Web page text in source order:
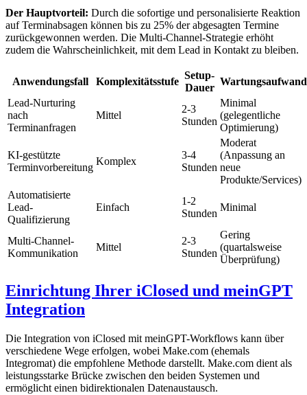
Der Hauptvorteil: Durch die sofortige und personalisierte Reaktion
auf Terminabsagen können bis zu 25% der abgesagten Termine
zurückgewonnen werden. Die Multi-Channel-Strategie erhöht
zudem die Wahrscheinlichkeit, mit dem Lead in Kontakt zu bleiben.
Anwendungsfall Komplexitätsstufe
Setup-
Dauer
Wartungsaufwand
Lead-Nurturing
nach
Terminanfragen
Mittel
2-3
Stunden
Minimal
(gelegentliche
Optimierung)
KI-gestützte
Terminvorbereitung
Komplex
3-4
Stunden
Moderat
(Anpassung an
neue
Produkte/Services)
Automatisierte
Lead-
Qualifizierung
Einfach
1-2
Stunden
Minimal
Multi-Channel-
Kommunikation
Mittel
2-3
Stunden
Gering
(quartalsweise
Überprüfung)
Einrichtung Ihrer iClosed und meinGPT
Integration
Die Integration von iClosed mit meinGPT-Workflows kann über
verschiedene Wege erfolgen, wobei Make.com (ehemals
Integromat) die empfohlene Methode darstellt. Make.com dient als
leistungsstarke Brücke zwischen den beiden Systemen und
ermöglicht einen bidirektionalen Datenaustausch.